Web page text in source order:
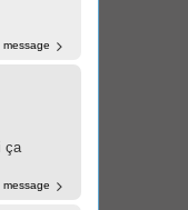
message
ça
message